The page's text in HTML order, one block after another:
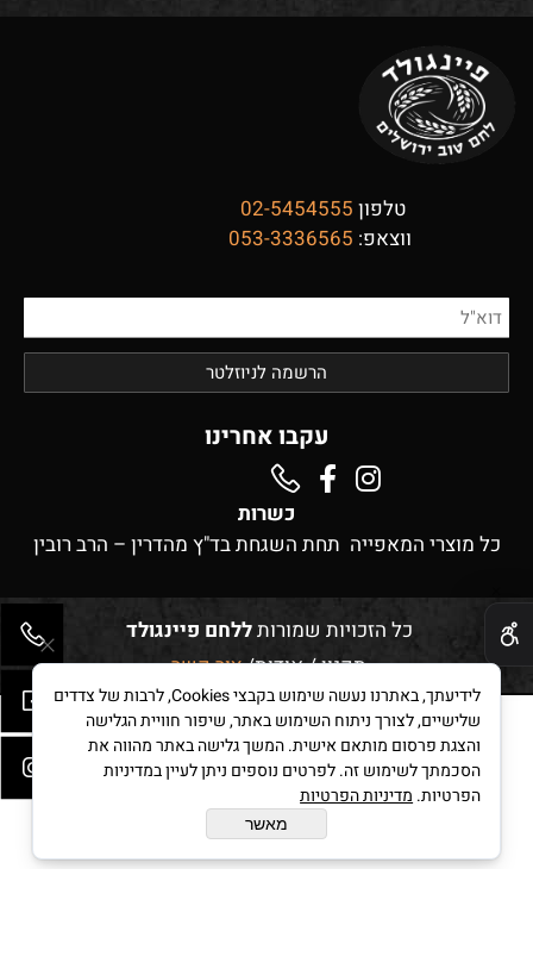
טלפון 02-5454555
ווצאפ: 053-3336565
עקבו אחרינו
כשרות
כל מוצרי המאפייה תחת השגחת בד"ץ מהדרין – הרב רובין
כל הזכויות שמורותללחם פיינגולד
תקנון/אודות/צור קשר
בניית אתרים
לידיעתך, באתרנו נעשה שימוש בקבצי Cookies, לרבות של צדדים
שלישיים, לצורך ניתוח השימוש באתר, שיפור חוויית הגלישה
והצגת פרסום מותאם אישית. המשך גלישה באתר מהווה את
הסכמתך לשימוש זה. לפרטים נוספים ניתן לעיין במדיניות
הפרטיות. מדיניות הפרטיות
מאשר